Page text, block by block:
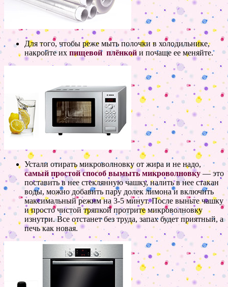
Для того, чтобы реже мыть полочки в холодильнике,
накройте их пищевой плёнкой и почаще ее меняйте.
Устали отирать микроволновку от жира и не надо,
самый простой способ вымыть микроволновку— это
поставить в нее стеклянную чашку, налить в нее стакан
воды, можно добавить пару долек лимона и включить
максимальный режим на 3-5 минут. После выньте чашку
и просто чистой тряпкой протрите микроволновку
изнутри. Все отстанет без труда, запах будет приятный, а
печь как новая.